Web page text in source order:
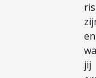
en
jij